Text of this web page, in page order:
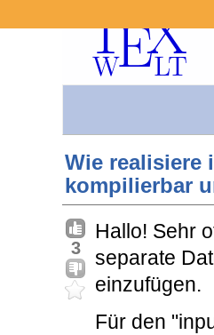
Wie realisiere
kompilierbar
3
Hallo! Sehr
separate
einzufügen.
Für den